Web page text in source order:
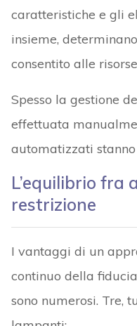
caratteristiche e gli
insieme,
consentito alle
Spesso la gestione
effettuata
automatizzati
L’equilibrio fra
restrizione
I vantaggi di un
continuo della
sono numerosi. Tre,